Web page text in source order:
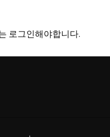
로그인해야합니다.